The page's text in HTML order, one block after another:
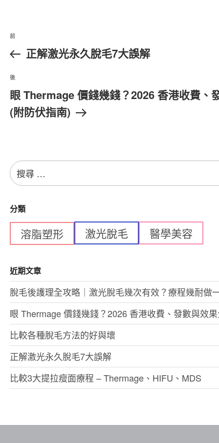
文
章
導
覽
上
一
篇
章
前
正解激光永久脫毛7大誤解
下
篇
文
章
後
眼 Thermage 價錢幾錢？2026 香港收費、
(附防伏指南)
搜
尋：
分類
溶脂塑形 激光脫毛 醫學美容
近期文章
脫毛後護理全攻略｜激光脫毛幾次有效？療程幾耐做
眼 Thermage 價錢幾錢？2026 香港收費、發數與效
比較各種脫毛方法的好與壞
正解激光永久脫毛7大誤解
比較3大提拉瘦面療程 – Thermage、HIFU、MDS